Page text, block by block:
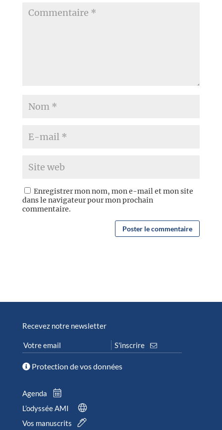
Enregistrer mon nom, mon e-mail et mon site
dans le navigateur pour mon prochain
commentaire.
Recevez notre newsletter
Protection de vos données
Agenda
L’odyssée AMI
Vos manuscrits